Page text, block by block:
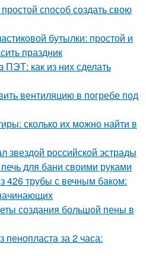
способ создать свою
бутылки: простой и
праздник
ПЭТ: как из них сделать
вентиляцию в погребе под
сколько их можно найти в
звездой российской эстрады
для бани своими руками
426 трубы с вечным баком:
создания большой пены в
пенопласта за 2 часа: